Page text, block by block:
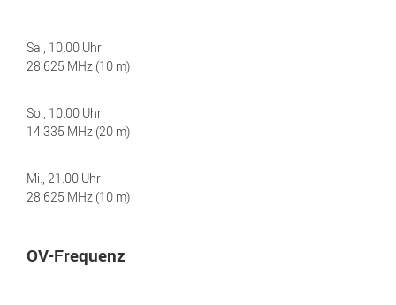
Sa., 10.00 Uhr
28.625 MHz (10 m)
So., 10.00 Uhr
14.335 MHz (20 m)
Mi., 21.00 Uhr
28.625 MHz (10 m)
OV-Frequenz